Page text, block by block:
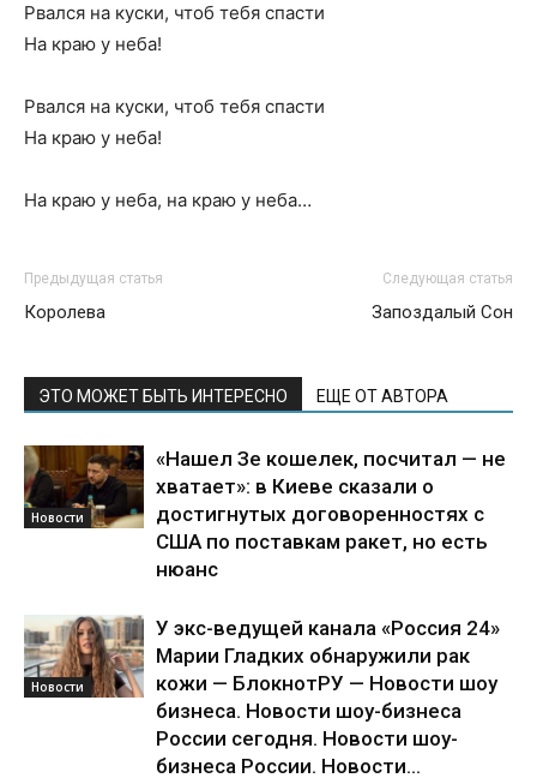
Рвался на куски, чтоб тебя спасти
На краю у неба!
Рвался на куски, чтоб тебя спасти
На краю у неба!
На краю у неба, на краю у неба…
Предыдущая статья
Королева
Следующая статья
Запоздалый Сон
ЭТО МОЖЕТ БЫТЬ ИНТЕРЕСНО ЕЩЕ ОТ АВТОРА
Новости
«Нашел Зе кошелек, посчитал — не
хватает»: в Киеве сказали о
достигнутых договоренностях с
США по поставкам ракет, но есть
нюанс
Новости
У экс-ведущей канала «Россия 24»
Марии Гладких обнаружили рак
кожи — БлокнотРУ — Новости шоу
бизнеса. Новости шоу-бизнеса
России сегодня. Новости шоу-
бизнеса России. Новости...